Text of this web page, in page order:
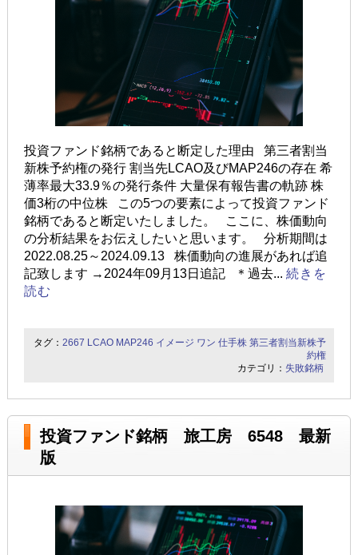
投資ファンド銘柄であると断定した理由 第三者割当
新株予約権の発行 割当先LCAO及びMAP246の存在 希
薄率最大33.9％の発行条件 大量保有報告書の軌跡 株
価3桁の中位株 この5つの要素によって投資ファンド
銘柄であると断定いたしました。 ここに、株価動向
の分析結果をお伝えしたいと思います。 分析期間は
2022.08.25～2024.09.13 株価動向の進展があれば追
記致します →2024年09月13日追記 ＊過去... 続きを
読む
タグ：2667 LCAO MAP246 イメージ ワン 仕手株 第三者割当新株予
約権
カテゴリ： 失敗銘柄
投資ファンド銘柄 旅工房 6548 最新
版